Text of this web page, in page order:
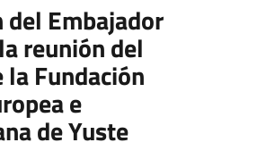
Embajador
reunión del
Fundación
e
de Yuste